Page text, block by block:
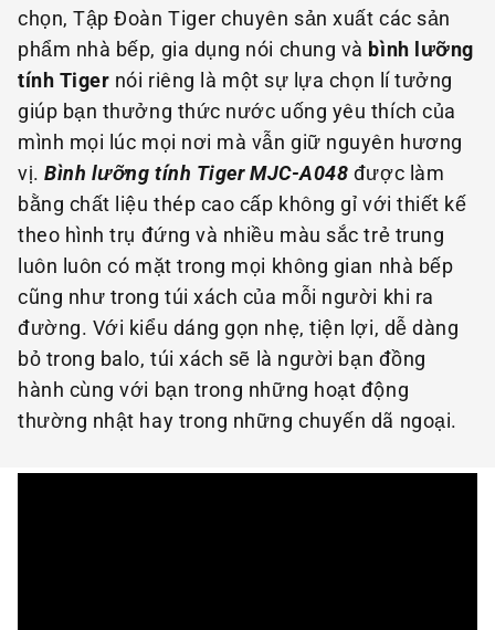
chọn, Tập Đoàn Tiger chuyên sản xuất các sản
phẩm nhà bếp, gia dụng nói chung và bình lưỡng
tính Tiger nói riêng là một sự lựa chọn lí tưởng
giúp bạn thưởng thức nước uống yêu thích của
mình mọi lúc mọi nơi mà vẫn giữ nguyên hương
vị.Bình lưỡng tính Tiger MJC-A048 được làm
bằng chất liệu thép cao cấp không gỉ với thiết kế
theo hình trụ đứng và nhiều màu sắc trẻ trung
luôn luôn có mặt trong mọi không gian nhà bếp
cũng như trong túi xách của mỗi người khi ra
đường. Với kiểu dáng gọn nhẹ, tiện lợi, dễ dàng
bỏ trong balo, túi xách sẽ là người bạn đồng
hành cùng với bạn trong những hoạt động
thường nhật hay trong những chuyến dã ngoại.